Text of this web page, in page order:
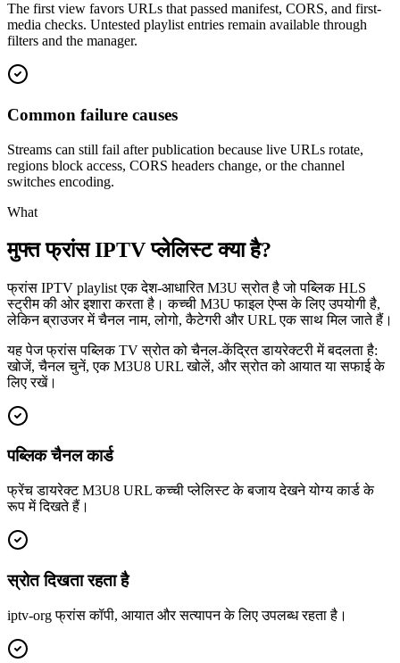
The first view favors URLs that passed manifest, CORS, and first-
media checks. Untested playlist entries remain available through
filters and the manager.
Common failure causes
Streams can still fail after publication because live URLs rotate,
regions block access, CORS headers change, or the channel
switches encoding.
What
मुफ्त फ्रांस IPTV प्लेलिस्ट क्या है?
फ्रांस IPTV playlist एक देश-आधारित M3U स्रोत है जो पब्लिक HLS
स्ट्रीम की ओर इशारा करता है। कच्ची M3U फाइल ऐप्स के लिए उपयोगी है,
लेकिन ब्राउजर में चैनल नाम, लोगो, कैटेगरी और URL एक साथ मिल जाते हैं।
यह पेज फ्रांस पब्लिक TV स्रोत को चैनल-केंद्रित डायरेक्टरी में बदलता है:
खोजें, चैनल चुनें, एक M3U8 URL खोलें, और स्रोत को आयात या सफाई के
लिए रखें।
पब्लिक चैनल कार्ड
फ्रेंच डायरेक्ट M3U8 URL कच्ची प्लेलिस्ट के बजाय देखने योग्य कार्ड के
रूप में दिखते हैं।
स्रोत दिखता रहता है
iptv-org फ्रांस कॉपी, आयात और सत्यापन के लिए उपलब्ध रहता है।